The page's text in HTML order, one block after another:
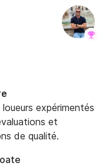
expérimentés
et
de qualité.